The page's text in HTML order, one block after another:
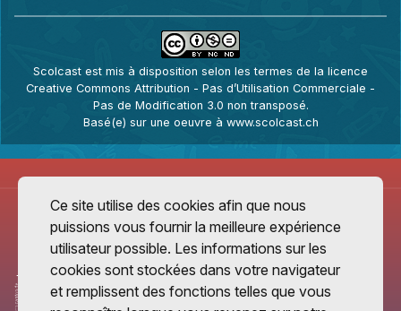
Scolcast est mis à disposition selon les termes de la licence
Creative Commons Attribution - Pas d’Utilisation Commerciale -
Pas de Modification 3.0 non transposé.
Basé(e) sur une oeuvre à www.scolcast.ch
Ce site utilise des cookies afin que nous
puissions vous fournir la meilleure expérience
utilisateur possible. Les informations sur les
cookies sont stockées dans votre navigateur
et remplissent des fonctions telles que vous